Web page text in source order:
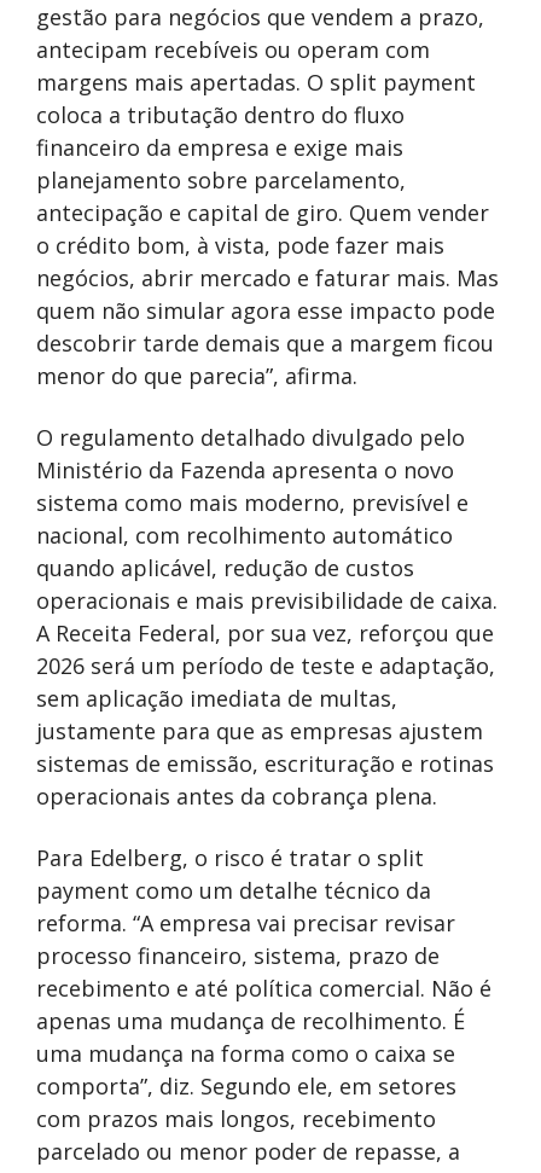
gestão para negócios que vendem a prazo,
antecipam recebíveis ou operam com
margens mais apertadas. O split payment
coloca a tributação dentro do fluxo
financeiro da empresa e exige mais
planejamento sobre parcelamento,
antecipação e capital de giro. Quem vender
o crédito bom, à vista, pode fazer mais
negócios, abrir mercado e faturar mais. Mas
quem não simular agora esse impacto pode
descobrir tarde demais que a margem ficou
menor do que parecia”, afirma.
O regulamento detalhado divulgado pelo
Ministério da Fazenda apresenta o novo
sistema como mais moderno, previsível e
nacional, com recolhimento automático
quando aplicável, redução de custos
operacionais e mais previsibilidade de caixa.
A Receita Federal, por sua vez, reforçou que
2026 será um período de teste e adaptação,
sem aplicação imediata de multas,
justamente para que as empresas ajustem
sistemas de emissão, escrituração e rotinas
operacionais antes da cobrança plena.
Para Edelberg, o risco é tratar o split
payment como um detalhe técnico da
reforma. “A empresa vai precisar revisar
processo financeiro, sistema, prazo de
recebimento e até política comercial. Não é
apenas uma mudança de recolhimento. É
uma mudança na forma como o caixa se
comporta”, diz. Segundo ele, em setores
com prazos mais longos, recebimento
parcelado ou menor poder de repasse, a